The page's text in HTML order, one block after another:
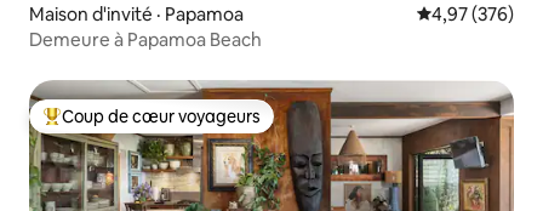
Maison d'invité · Papamoa Note
4,97 (376)
Demeure à Papamoa Beach
Coup de cœur voyageurs parmi les plus aimés
Coup de cœur voyageurs